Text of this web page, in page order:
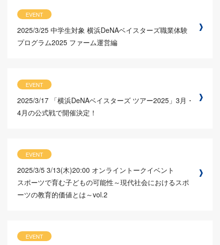
EVENT
2025/3/25 中学生対象 横浜DeNAベイスターズ職業体験
プログラム2025 ファーム運営編
EVENT
2025/3/17 「横浜DeNAベイスターズ ツアー2025」3月・
4月の公式戦で開催決定！
EVENT
2025/3/5 3/13(木)20:00 オンライントークイベント
スポーツで育む子どもの可能性～現代社会におけるスポ
ーツの教育的価値とは～vol.2
EVENT